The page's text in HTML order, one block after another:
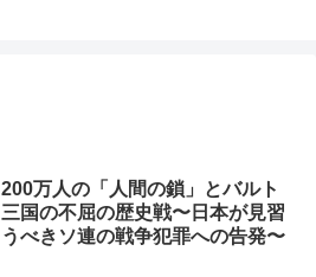
200万人の「人間の鎖」とバルト
三国の不屈の歴史戦〜日本が見習
うべきソ連の戦争犯罪への告発〜